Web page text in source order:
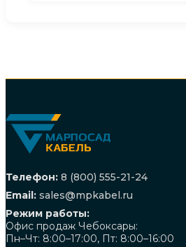
Телефон: 8 (800) 555-21-24
Email: sales@mpkabel.ru
Режим работы:
Офис продаж Чебоксары:
Пн–Чт: 8:00–17:00, Пт: 8:00–16:00